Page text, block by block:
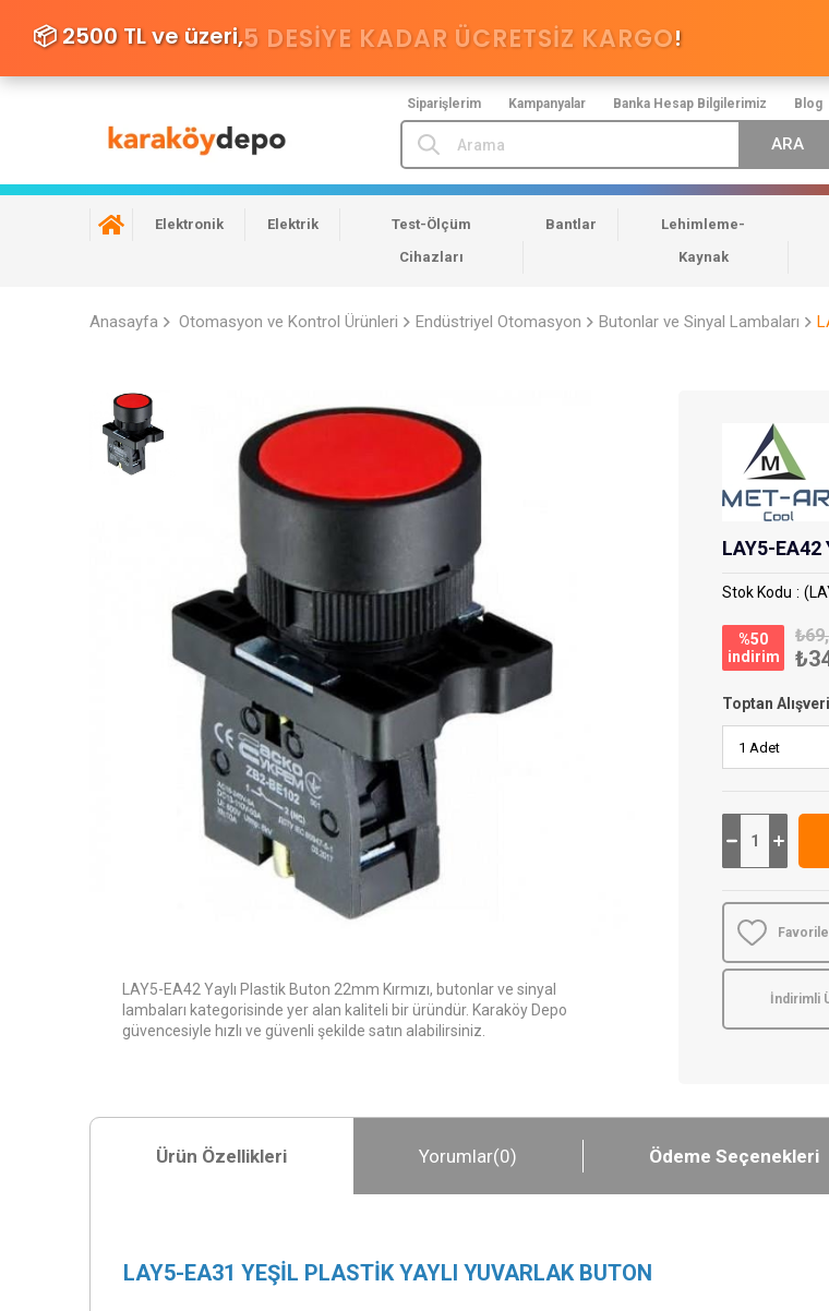
Siparişlerim Kampanyalar Banka Hesap Bilgilerimiz Blog
📦 2500 TL ve üzeri,5 DESIYE KADAR ÜCRETSİZ KARGO!
Elektronik Elektrik
Test-Ölçüm
Cihazları
Bantlar
Lehimleme-
Kaynak
Anasayfa Otomasyon ve Kontrol Ürünleri Endüstriyel Otomasyon Butonlar ve Sinyal Lambaları
LAY5-EA42 Yaylı Plastik Buton 22mm Kırmızı, butonlar ve sinyal
lambaları kategorisinde yer alan kaliteli bir üründür. Karaköy Depo
güvencesiyle hızlı ve güvenli şekilde satın alabilirsiniz.
LAY5-EA42
Stok Kodu
%50
i̇ndirim
Toptan
İndirimli
Ürün Özellikleri Yorumlar(0) Ödeme Seçenekleri
LAY5-EA31 YEŞİL PLASTİK YAYLI YUVARLAK BUTON